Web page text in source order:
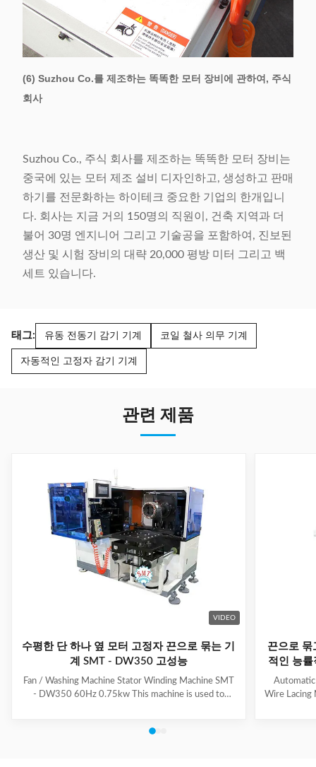
(6) Suzhou Co.를 제조하는 똑똑한 모터 장비에 관하여, 주식
회사
Suzhou Co., 주식 회사를 제조하는 똑똑한 모터 장비는
중국에 있는 모터 제조 설비 디자인하고, 생성하고 판매
하기를 전문화하는 하이테크 중요한 기업의 한개입니
다. 회사는 지금 거의 150명의 직원이, 건축 지역과 더
불어 30명 엔지니어 그리고 기술공을 포함하여, 진보된
생산 및 시험 장비의 대략 20,000 평방 미터 그리고 백
세트 있습니다.
태그: 유동 전동기 감기 기계 코일 철사 의무 기계
자동적인 고정자 감기 기계
관련 제품
VIDEO
수평한 단 하나 옆 모터 고정자 끈으로 묶는 기
계 SMT - DW350 고성능
Fan / Washing Machine Stator Winding Machine SMT
- DW350 60Hz 0.75kw This machine is used to
the necessary data. With easy and convenient tooling
끈으로 묶
적인 능
Automatic
Wire Lacing